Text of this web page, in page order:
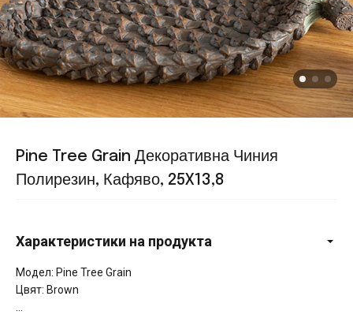
Pine Tree Grain Декоративна Чиния
Полирезин, Кафяво, 25X13,8
Характеристики на продукта
Модел: Pine Tree Grain
Цвят: Brown